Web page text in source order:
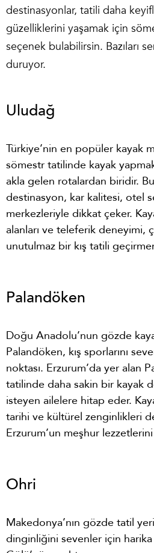
destinasyonlar, tatili daha
güzelliklerini yaşamak için
seçenek bulabilirsin. Bazıları
duruyor.
Uludağ
Türkiye’nin en popüler kayak
sömestr tatilinde kayak
akla gelen rotalardan biridir.
destinasyon, kar kalitesi, otel
merkezleriyle dikkat çeker.
alanları ve teleferik deneyimi,
unutulmaz bir kış tatili
Palandöken
Doğu Anadolu’nun gözde
Palandöken, kış sporlarını
noktası. Erzurum’da yer alan
tatilinde daha sakin bir kayak
isteyen ailelere hitap eder.
tarihi ve kültürel zenginlikleri
Erzurum’un meşhur
Ohri
Makedonya’nın gözde tatil
dinginliğini sevenler için